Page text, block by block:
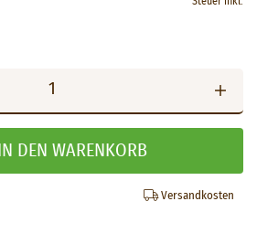
IN DEN WARENKORB
Versandkosten